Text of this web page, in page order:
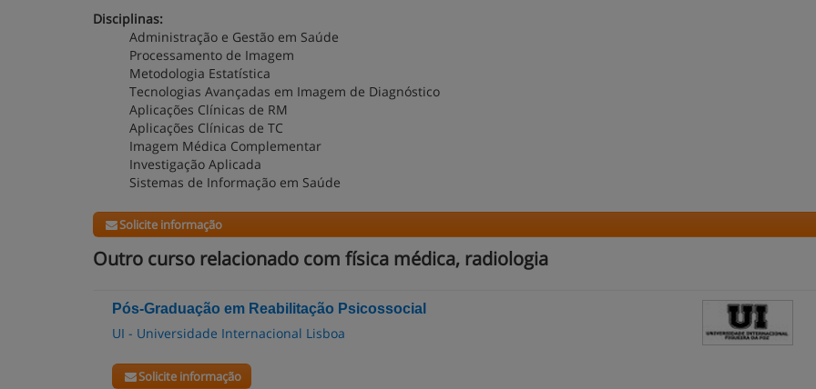
Disciplinas:
Administração e Gestão em Saúde
Processamento de Imagem
Metodologia Estatística
Tecnologias Avançadas em Imagem de Diagnóstico
Aplicações Clínicas de RM
Aplicações Clínicas de TC
Imagem Médica Complementar
Investigação Aplicada
Sistemas de Informação em Saúde
Solicite informação
Outro curso relacionado com física médica, radiologia
Pós-Graduação em Reabilitação Psicossocial
UI - Universidade Internacional Lisboa
Solicite informação